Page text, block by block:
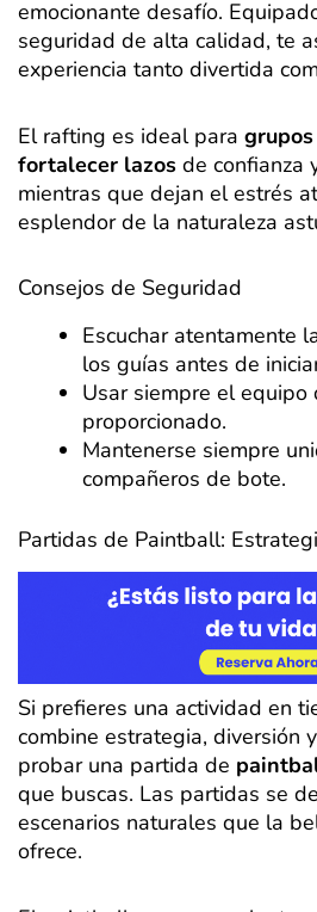
emocionante desafío.
seguridad de alta calidad, te
experiencia tanto divertida
El rafting es ideal para
fortalecer lazos de confianza
mientras que dejan el estrés
esplendor de la naturaleza
Consejos de Seguridad
Escuchar atentamente
los guías antes de
Usar siempre el equipo
proporcionado.
Mantenerse siempre
compañeros de bote.
Partidas de Paintball:
Si prefieres una actividad en
combine estrategia, diversión
probar una partida de
que buscas. Las partidas se
escenarios naturales que la
ofrece.